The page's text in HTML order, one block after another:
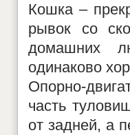
Кошка –
рывок со
домашних
одинаково
Опорно-
часть
от задней, а